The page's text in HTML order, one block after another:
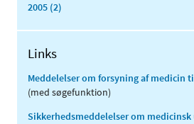
2005 (2)
Links
Meddelelser om forsyning af medicin
(med søgefunktion)
Sikkerhedsmeddelelser om